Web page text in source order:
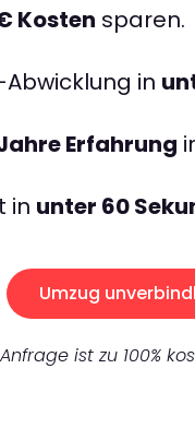
Kosten sparen.
Abwicklung in
Erfahrung
in unter 60
Umzug
ist zu 100%